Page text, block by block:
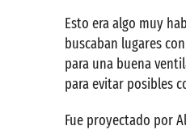
Esto era algo muy
buscaban lugares
para una buena
para evitar posibles
Fue proyectado por